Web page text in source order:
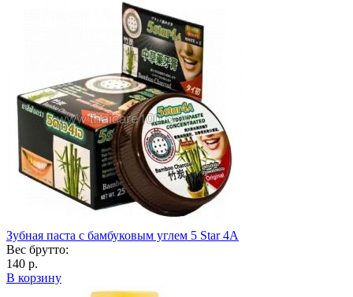
Зубная паста с бамбуковым углем 5 Star 4A
Вес брутто:
140 р.
В корзину